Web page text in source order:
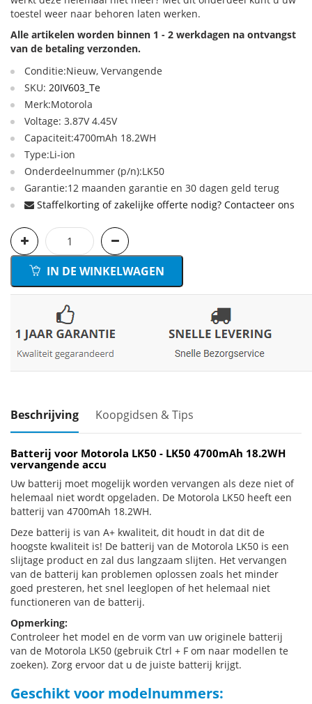
toestel weer naar behoren laten werken.
Alle artikelen worden binnen 1 - 2 werkdagen na ontvangst
van de betaling verzonden.
Conditie:Nieuw, Vervangende
SKU: 20IV603_Te
Merk:Motorola
Voltage: 3.87V 4.45V
Capaciteit:4700mAh 18.2WH
Type:Li-ion
Onderdeelnummer (p/n):LK50
Garantie:12 maanden garantie en 30 dagen geld terug
Staffelkorting of zakelijke offerte nodig? Contacteer ons
IN DE WINKELWAGEN
Beschrijving Koopgidsen & Tips
Batterij voor Motorola LK50 - LK50 4700mAh 18.2WH
vervangende accu
Uw batterij moet mogelijk worden vervangen als deze niet of
helemaal niet wordt opgeladen. De Motorola LK50 heeft een
batterij van 4700mAh 18.2WH.
Deze batterij is van A+ kwaliteit, dit houdt in dat dit de
hoogste kwaliteit is! De batterij van de Motorola LK50 is een
slijtage product en zal dus langzaam slijten. Het vervangen
van de batterij kan problemen oplossen zoals het minder
goed presteren, het snel leeglopen of het helemaal niet
functioneren van de batterij.
Opmerking:
Controleer het model en de vorm van uw originele batterij
van de Motorola LK50 (gebruik Ctrl + F om naar modellen te
zoeken). Zorg ervoor dat u de juiste batterij krijgt.
Geschikt voor modelnummers: